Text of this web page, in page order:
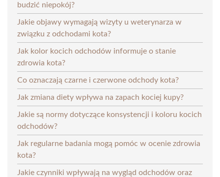
budzić niepokój?
Jakie objawy wymagają wizyty u weterynarza w
związku z odchodami kota?
Jak kolor kocich odchodów informuje o stanie
zdrowia kota?
Co oznaczają czarne i czerwone odchody kota?
Jak zmiana diety wpływa na zapach kociej kupy?
Jakie są normy dotyczące konsystencji i koloru kocich
odchodów?
Jak regularne badania mogą pomóc w ocenie zdrowia
kota?
Jakie czynniki wpływają na wygląd odchodów oraz